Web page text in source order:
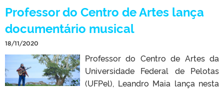
Professor do Centro de Artes lança
documentário musical
18/11/2020
Professor do Centro de Artes da
Universidade Federal de Pelotas
(UFPel), Leandro Maia lança nesta